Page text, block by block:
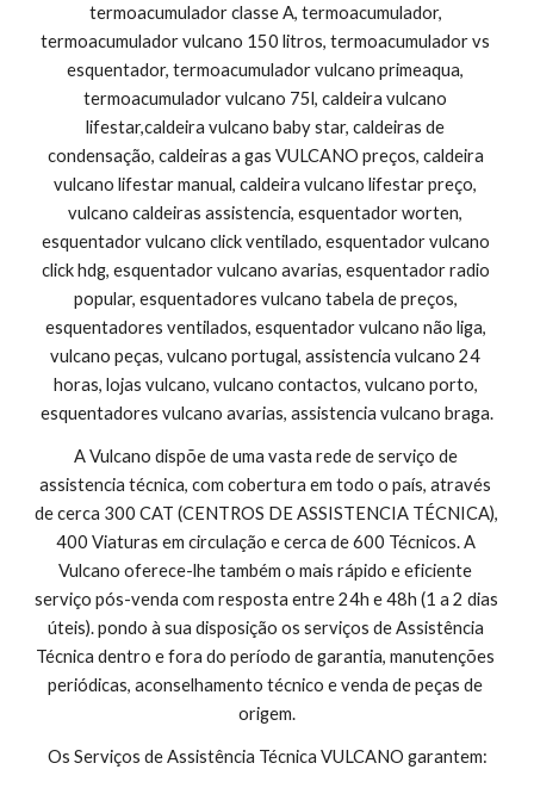
termoacumulador classe A, termoacumulador,
termoacumulador vulcano 150 litros, termoacumulador vs
esquentador, termoacumulador vulcano primeaqua,
termoacumulador vulcano 75l, caldeira vulcano
lifestar,caldeira vulcano baby star, caldeiras de
condensação, caldeiras a gas VULCANO preços, caldeira
vulcano lifestar manual, caldeira vulcano lifestar preço,
vulcano caldeiras assistencia, esquentador worten,
esquentador vulcano click ventilado, esquentador vulcano
click hdg, esquentador vulcano avarias, esquentador radio
popular, esquentadores vulcano tabela de preços,
esquentadores ventilados, esquentador vulcano não liga,
vulcano peças, vulcano portugal, assistencia vulcano 24
horas, lojas vulcano, vulcano contactos, vulcano porto,
esquentadores vulcano avarias, assistencia vulcano braga.
A Vulcano dispõe de uma vasta rede de serviço de
assistencia técnica, com cobertura em todo o país, através
de cerca 300 CAT (CENTROS DE ASSISTENCIA TÉCNICA),
400 Viaturas em circulação e cerca de 600 Técnicos. A
Vulcano oferece-lhe também o mais rápido e eficiente
serviço pós-venda com resposta entre 24h e 48h (1 a 2 dias
úteis). pondo à sua disposição os serviços de Assistência
Técnica dentro e fora do período de garantia, manutenções
periódicas, aconselhamento técnico e venda de peças de
origem.
Os Serviços de Assistência Técnica VULCANO garantem: